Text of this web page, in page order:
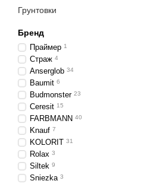
Грунтовки
Бренд
Праймер 1
Страж 4
Anserglob 34
Baumit 6
Budmonster 23
Ceresit 15
FARBMANN 40
Knauf 7
KOLORIT 31
Rolax 3
Siltek 9
Sniezka 3